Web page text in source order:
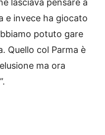
lasciava pensare a
e invece ha giocato
potuto gare
Quello col Parma è
ma ora